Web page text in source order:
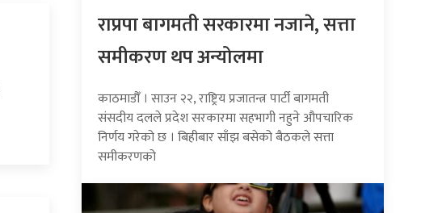
राप्रपा बागमती सरकारमा नजाने, सत्ता
समीकरण थप अन्योलमा
काठमाडौँ । साउन २२, राष्ट्रिय प्रजातन्त्र पार्टी बागमती
संसदीय दलले प्रदेश सरकारमा सहभागी नहुने औपचारिक
निर्णय गरेको छ । बिहीबार साँझ बसेको बैठकले सत्ता
समीकरणको